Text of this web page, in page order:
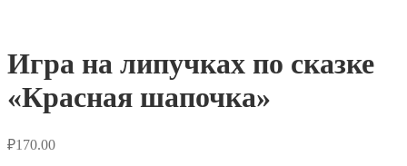
Игра на липучках по сказке
«Красная шапочка»
₽170.00